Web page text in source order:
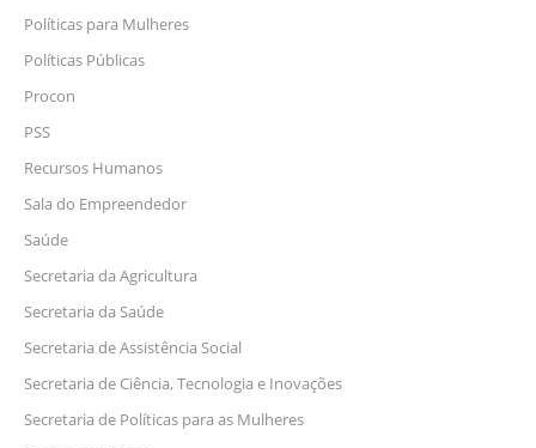
Políticas para Mulheres
Políticas Públicas
Procon
PSS
Recursos Humanos
Sala do Empreendedor
Saúde
Secretaria da Agricultura
Secretaria da Saúde
Secretaria de Assistência Social
Secretaria de Ciência, Tecnologia e Inovações
Secretaria de Políticas para as Mulheres